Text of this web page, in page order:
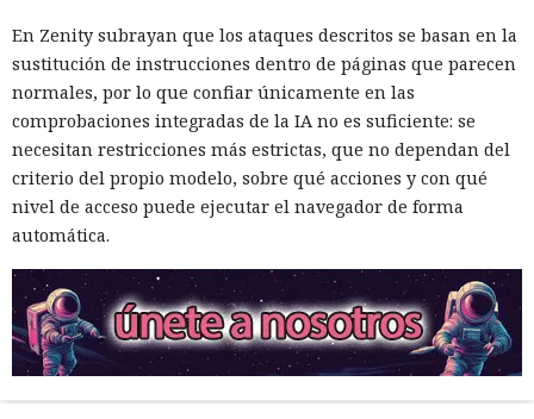
En Zenity subrayan que los ataques descritos se basan en la
sustitución de instrucciones dentro de páginas que parecen
normales, por lo que confiar únicamente en las
comprobaciones integradas de la IA no es suficiente: se
necesitan restricciones más estrictas, que no dependan del
criterio del propio modelo, sobre qué acciones y con qué
nivel de acceso puede ejecutar el navegador de forma
automática.